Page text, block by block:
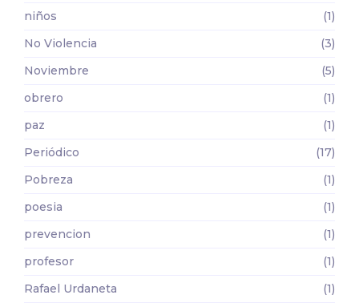
niños
(1)
No Violencia
(3)
Noviembre
(5)
obrero
(1)
paz
(1)
Periódico
(17)
Pobreza
(1)
poesia
(1)
prevencion
(1)
profesor
(1)
Rafael Urdaneta
(1)